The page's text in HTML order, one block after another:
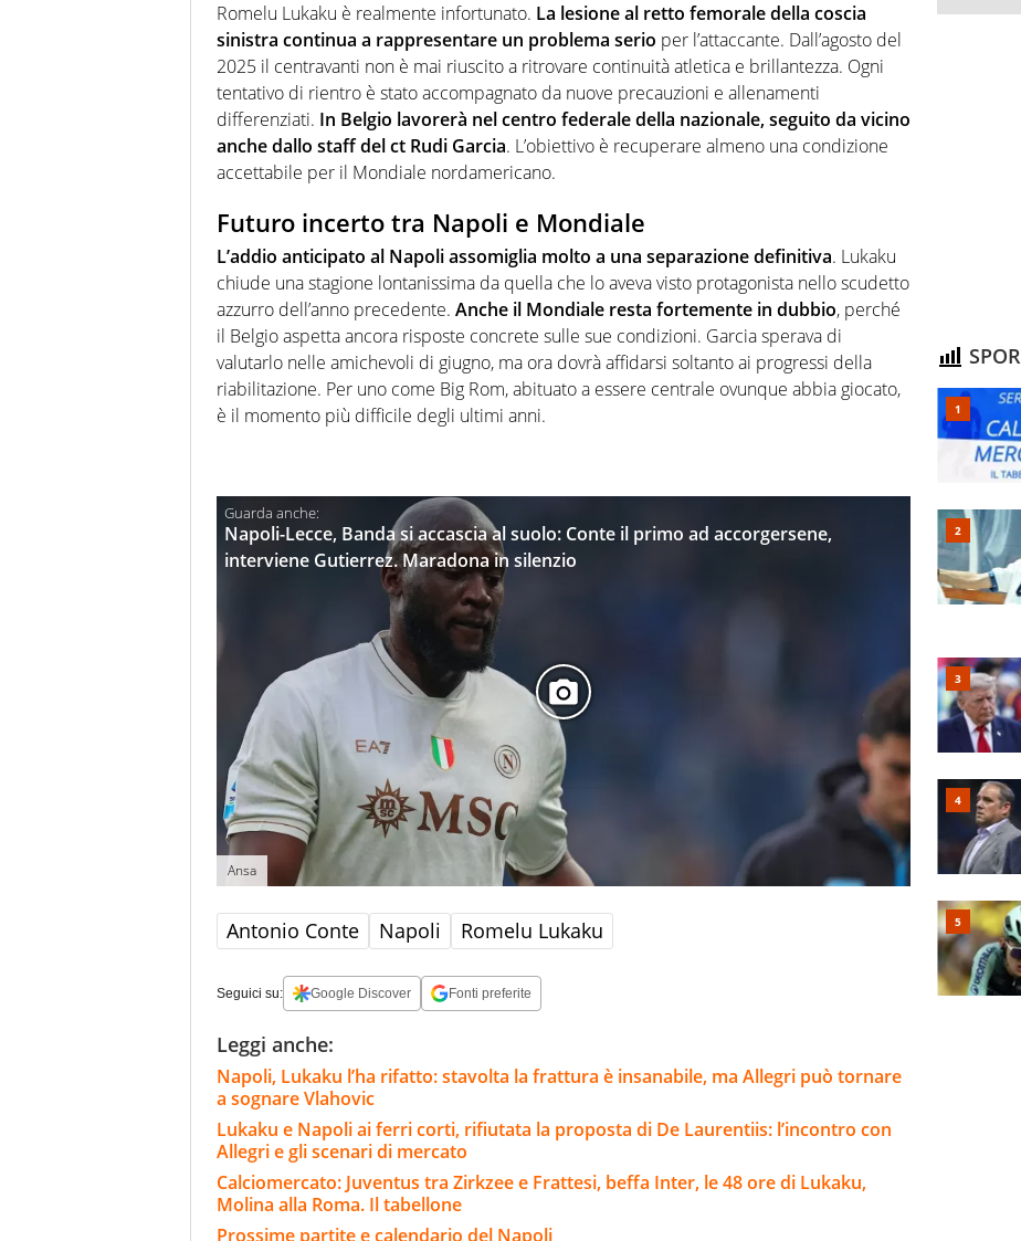
Romelu Lukaku è realmente infortunato. La lesione al retto femorale della coscia
sinistra continua a rappresentare un problema serio per l’attaccante. Dall’agosto del
2025 il centravanti non è mai riuscito a ritrovare continuità atletica e brillantezza. Ogni
tentativo di rientro è stato accompagnato da nuove precauzioni e allenamenti
differenziati. In Belgio lavorerà nel centro federale della nazionale, seguito da vicino
anche dallo staff del ct Rudi Garcia. L’obiettivo è recuperare almeno una condizione
accettabile per il Mondiale nordamericano.
Futuro incerto tra Napoli e Mondiale
L’addio anticipato al Napoli assomiglia molto a una separazione definitiva. Lukaku
chiude una stagione lontanissima da quella che lo aveva visto protagonista nello scudetto
azzurro dell’anno precedente. Anche il Mondiale resta fortemente in dubbio, perché
il Belgio aspetta ancora risposte concrete sulle sue condizioni. Garcia sperava di
valutarlo nelle amichevoli di giugno, ma ora dovrà affidarsi soltanto ai progressi della
riabilitazione. Per uno come Big Rom, abituato a essere centrale ovunque abbia giocato,
è il momento più difficile degli ultimi anni.
Napoli-Lecce, Banda si accascia al suolo: Conte il primo ad accorgersene,
interviene Gutierrez. Maradona in silenzio
Ansa
Antonio Conte Napoli Romelu Lukaku
Seguici su: Google Discover Fonti preferite
Leggi anche:
Napoli, Lukaku l’ha rifatto: stavolta la frattura è insanabile, ma Allegri può tornare
a sognare Vlahovic
Lukaku e Napoli ai ferri corti, rifiutata la proposta di De Laurentiis: l’incontro con
Allegri e gli scenari di mercato
Calciomercato: Juventus tra Zirkzee e Frattesi, beffa Inter, le 48 ore di Lukaku,
Molina alla Roma. Il tabellone
Prossime partite e calendario del Napoli